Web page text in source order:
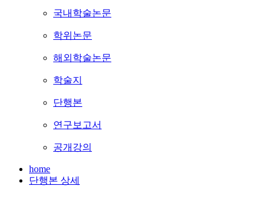
국내학술논문
학위논문
해외학술논문
학술지
단행본
연구보고서
공개강의
home
단행본 상세